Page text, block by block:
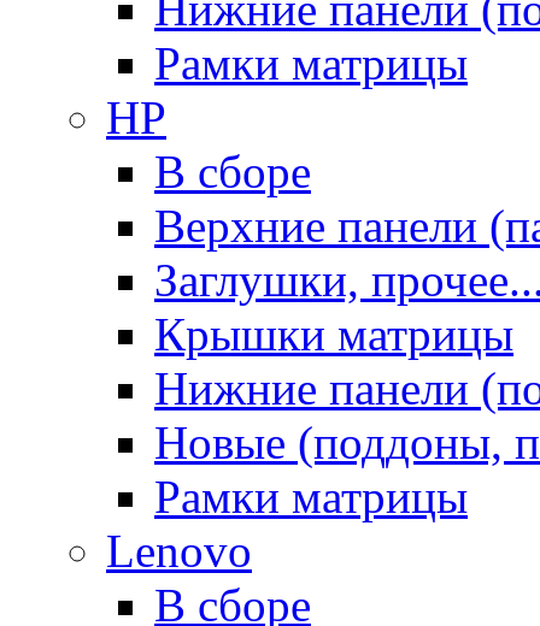
Рамки матрицы
HP
В сборе
Верхние панели
Заглушки,
Крышки матрицы
Нижние панели
Новые (поддоны,
Рамки матрицы
Lenovo
В сборе